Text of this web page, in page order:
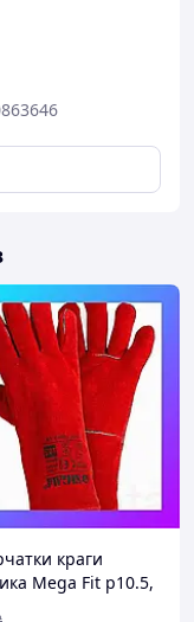
краги
Mega Fit р10.5,